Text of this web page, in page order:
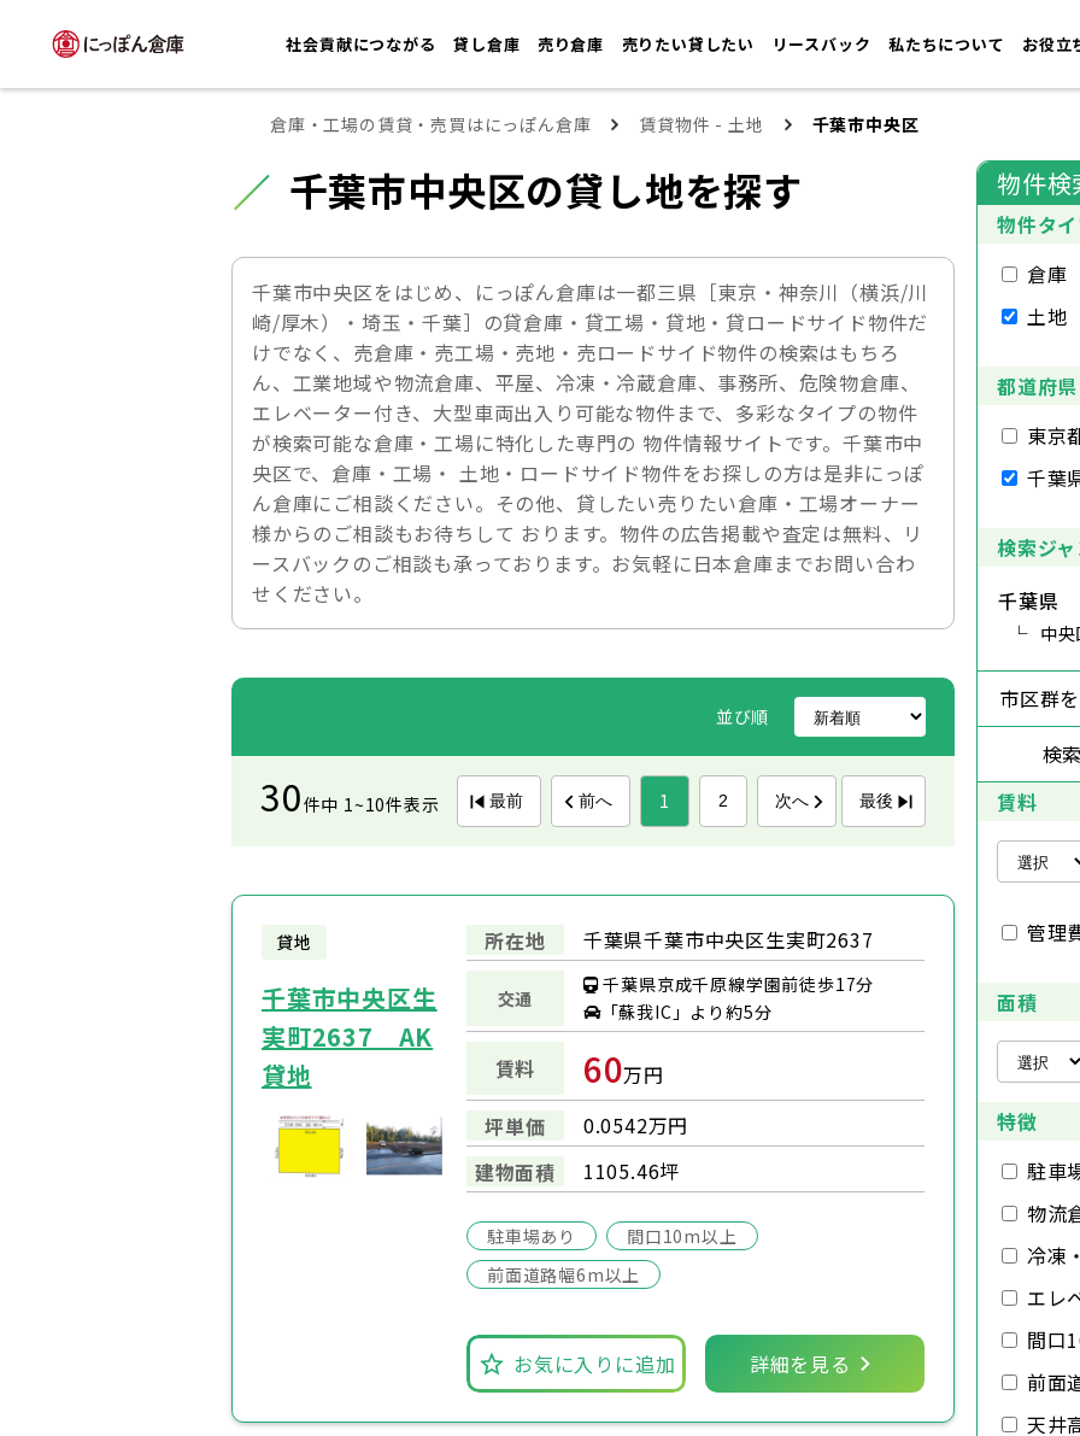
社会貢献につながる 貸し倉庫 売り倉庫 売りたい貸したい リースバック 私たちについて お役立
倉庫・工場の賃貸・売買はにっぽん倉庫 賃貸物件 - 土地 千葉市中央区
千葉市中央区の貸し地を探す
千葉市中央区をはじめ、にっぽん倉庫は一都三県［東京・神奈川（横浜/川
崎/厚木）・埼玉・千葉］の貸倉庫・貸工場・貸地・貸ロードサイド物件だ
けでなく、売倉庫・売工場・売地・売ロードサイド物件の検索はもちろ
ん、工業地域や物流倉庫、平屋、冷凍・冷蔵倉庫、事務所、危険物倉庫、
エレベーター付き、大型車両出入り可能な物件まで、多彩なタイプの物件
が検索可能な倉庫・工場に特化した専門の 物件情報サイトです。千葉市中
央区で、倉庫・工場・ 土地・ロードサイド物件をお探しの方は是非にっぽ
ん倉庫にご相談ください。その他、貸したい売りたい倉庫・工場オーナー
様からのご相談もお待ちして おります。物件の広告掲載や査定は無料、リ
ースバックのご相談も承っております。お気軽に日本倉庫までお問い合わ
せください。
並び順
30件中 1~10件表示 最前 前へ 1 2 次へ 最後
貸地
千葉市中央区生
実町2637 AK
貸地
所在地 千葉県千葉市中央区生実町2637
交通
千葉県京成千原線学園前徒歩17分
「蘇我IC」より約5分
賃料 60万円
坪単価
0.0542万円
建物面積
1105.46坪
駐車場あり
間口10m以上
前面道路幅6m以上
お気に入りに追加 詳細を見る
物件検
物件タ
倉庫
土地
都道府県
東京
千葉
検索ジ
千葉県
中
市区群
検
賃料
管理
面積
特徴
駐車
物流
冷凍
エレ
間口
前面
天井